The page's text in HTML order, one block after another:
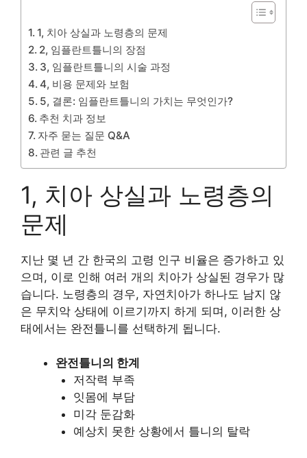
1, 치아 상실과 노령층의 문제
2, 임플란트틀니의 장점
3, 임플란트틀니의 시술 과정
4, 비용 문제와 보험
5, 결론: 임플란트틀니의 가치는 무엇인가?
추천 치과 정보
자주 묻는 질문 Q&A
관련 글 추천
1, 치아 상실과 노령층의
문제
지난 몇 년 간 한국의 고령 인구 비율은 증가하고 있
으며, 이로 인해 여러 개의 치아가 상실된 경우가 많
습니다. 노령층의 경우, 자연치아가 하나도 남지 않
은 무치악 상태에 이르기까지 하게 되며, 이러한 상
태에서는 완전틀니를 선택하게 됩니다.
완전틀니의 한계
저작력 부족
잇몸에 부담
미각 둔감화
예상치 못한 상황에서 틀니의 탈락